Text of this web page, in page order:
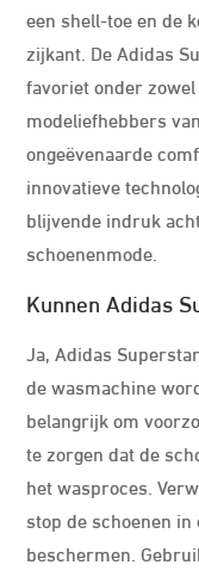
een shell-toe en de
zijkant. De Adidas
favoriet onder
modeliefhebbers
ongeëvenaarde
innovatieve
blijvende indruk
schoenenmode.
Kunnen Adidas
Ja, Adidas
de wasmachine
belangrijk om
te zorgen dat de
het wasproces.
stop de schoenen
beschermen.